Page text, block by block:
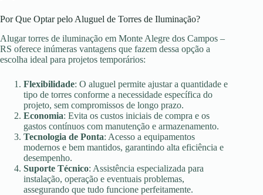
Por Que Optar pelo Aluguel de Torres de Iluminação?
Alugar torres de iluminação em Monte Alegre dos Campos –
RS oferece inúmeras vantagens que fazem dessa opção a
escolha ideal para projetos temporários:
Flexibilidade: O aluguel permite ajustar a quantidade e
tipo de torres conforme a necessidade específica do
projeto, sem compromissos de longo prazo.
Economia: Evita os custos iniciais de compra e os
gastos contínuos com manutenção e armazenamento.
Tecnologia de Ponta: Acesso a equipamentos
modernos e bem mantidos, garantindo alta eficiência e
desempenho.
Suporte Técnico: Assistência especializada para
instalação, operação e eventuais problemas,
assegurando que tudo funcione perfeitamente.